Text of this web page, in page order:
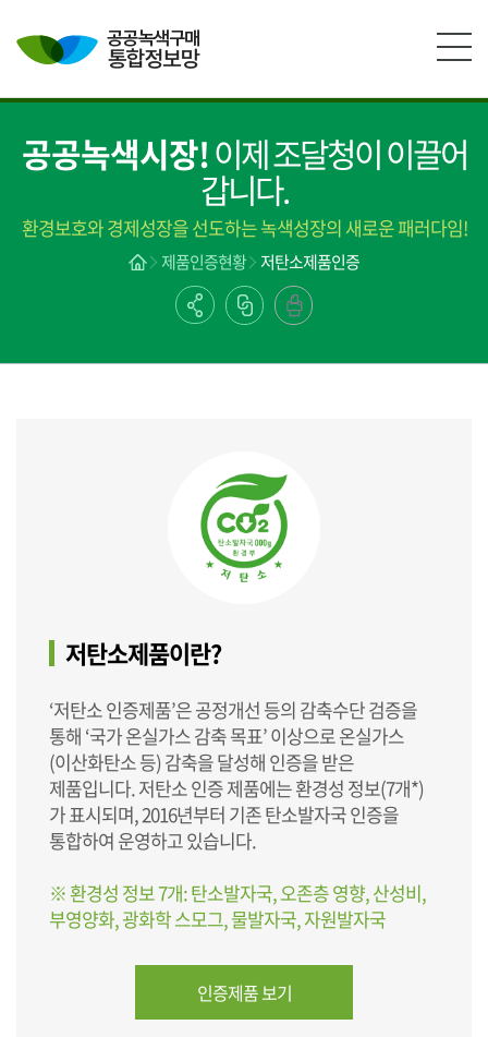
공공녹색시장!이제 조달청이 이끌어
갑니다.
환경보호와 경제성장을 선도하는 녹색성장의 새로운 패러다임!
제품인증현황 저탄소제품인증
저탄소제품이란?
‘저탄소 인증제품’은 공정개선 등의 감축수단 검증을
통해 ‘국가 온실가스 감축 목표’ 이상으로 온실가스
(이산화탄소 등) 감축을 달성해 인증을 받은
제품입니다. 저탄소 인증 제품에는 환경성 정보(7개*)
가 표시되며, 2016년부터 기존 탄소발자국 인증을
통합하여 운영하고 있습니다.
※ 환경성 정보 7개: 탄소발자국, 오존층 영향, 산성비,
부영양화, 광화학 스모그, 물발자국, 자원발자국
인증제품 보기